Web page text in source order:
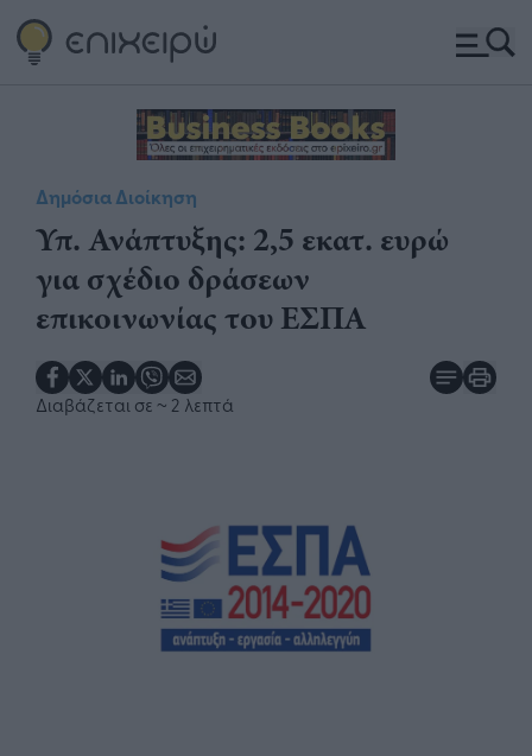
Δημόσια Διοίκηση
Υπ. Ανάπτυξης: 2,5 εκατ. ευρώ
για σχέδιο δράσεων
επικοινωνίας του ΕΣΠΑ
Διαβάζεται σε ~ 2 λεπτά